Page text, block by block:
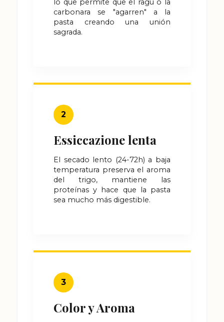
carbonara se "agarren" a la
pasta creando una unión
sagrada.
2
Essiccazione lenta
El secado lento (24-72h) a baja
temperatura preserva el aroma
del trigo, mantiene las
proteínas y hace que la pasta
sea mucho más digestible.
3
Color y Aroma